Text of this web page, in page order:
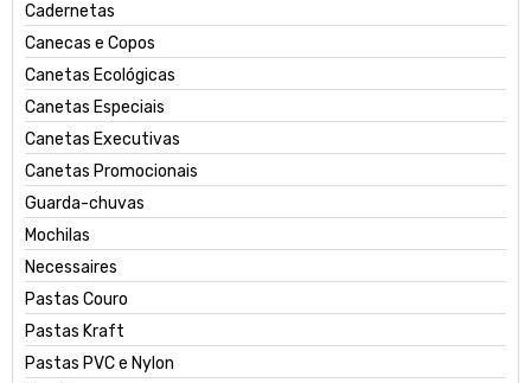
Cadernetas
Canecas e Copos
Canetas Ecológicas
Canetas Especiais
Canetas Executivas
Canetas Promocionais
Guarda-chuvas
Mochilas
Necessaires
Pastas Couro
Pastas Kraft
Pastas PVC e Nylon